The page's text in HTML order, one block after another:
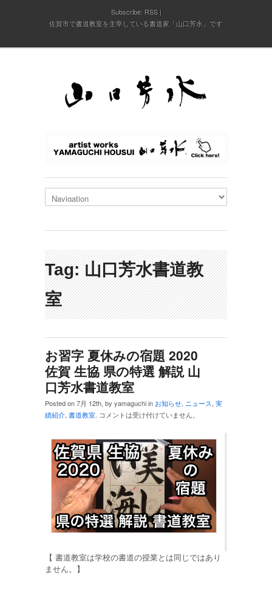
Subscribe: RSS
佐賀市で書道教室を主宰している書道家「山口芳水」です
Tag: 山口芳水書道教
室
お習字 夏休みの宿題 2020
佐賀 生協 県の特選 解説 山
口芳水書道教室
Posted on 7月 12th, by yamaguchi in お知らせ, ニュース, 実
績紹介, 書道教室. コメントは受け付けていません。
【 書道教室は学校の書道の授業とは同じではあり
ません。】